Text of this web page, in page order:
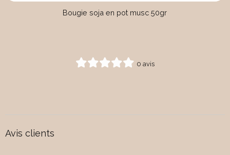
Bougie soja en pot musc 50gr
0 avis
Avis clients